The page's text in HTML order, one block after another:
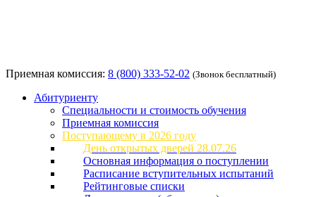
Приемная комиссия: 8 (800) 333-52-02 (Звонок бесплатный)
Абитуриенту
Специальности и стоимость обучения
Приемная комиссия
Поступающему в 2026 году
День открытых дверей 28.07.26
Основная информация о поступлении
Расписание вступительных испытаний
Рейтинговые списки